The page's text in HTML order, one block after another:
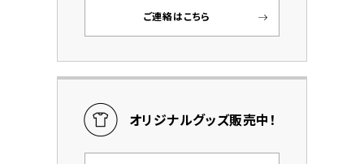
ご連絡はこちら
オリジナルグッズ販売中！